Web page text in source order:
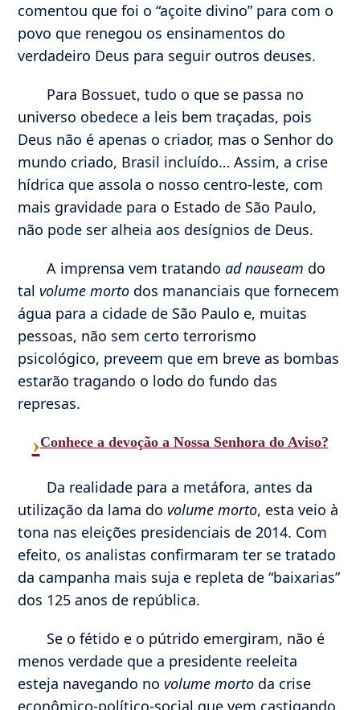
comentou que foi o “açoite divino” para com o
povo que renegou os ensinamentos do
verdadeiro Deus para seguir outros deuses.
Para Bossuet, tudo o que se passa no
universo obedece a leis bem traçadas, pois
Deus não é apenas o criador, mas o Senhor do
mundo criado, Brasil incluído… Assim, a crise
hídrica que assola o nosso centro-leste, com
mais gravidade para o Estado de São Paulo,
não pode ser alheia aos desígnios de Deus.
A imprensa vem tratandoad nauseam do
tal volume morto dos mananciais que fornecem
água para a cidade de São Paulo e, muitas
pessoas, não sem certo terrorismo
psicológico, preveem que em breve as bombas
estarão tragando o lodo do fundo das
represas.
›Conhece a devoção a Nossa Senhora do Aviso?
Da realidade para a metáfora, antes da
utilização da lama do volume morto, esta veio à
tona nas eleições presidenciais de 2014. Com
efeito, os analistas confirmaram ter se tratado
da campanha mais suja e repleta de “baixarias”
dos 125 anos de república.
Se o fétido e o pútrido emergiram, não é
menos verdade que a presidente reeleita
esteja navegando no volume morto da crise
econômico-político-social que vem castigando